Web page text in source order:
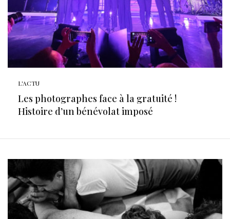
L'ACTU
Les photographes face à la gratuité !
Histoire d’un bénévolat imposé